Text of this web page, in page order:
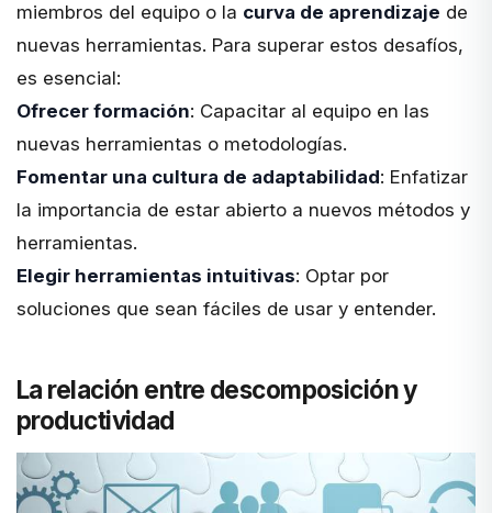
miembros del equipo o la curva de aprendizaje de
nuevas herramientas. Para superar estos desafíos,
es esencial:
Ofrecer formación: Capacitar al equipo en las
nuevas herramientas o metodologías.
Fomentar una cultura de adaptabilidad: Enfatizar
la importancia de estar abierto a nuevos métodos y
herramientas.
Elegir herramientas intuitivas: Optar por
soluciones que sean fáciles de usar y entender.
La relación entre descomposición y
productividad